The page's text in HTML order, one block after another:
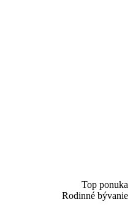
Top ponuka
Rodinné bývanie